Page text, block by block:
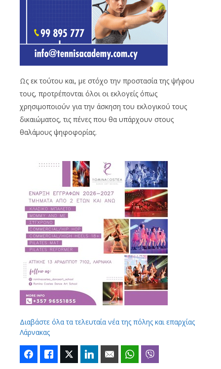
Ως εκ τούτου και, με στόχο την προστασία της ψήφου
τους, προτρέπονται όλοι οι εκλογείς όπως
χρησιμοποιούν για την άσκηση του εκλογικού τους
δικαιώματος, τις πένες που θα υπάρχουν στους
θαλάμους ψηφοφορίας.
Διαβάστε όλα τα τελευταία νέα της πόλης και επαρχίας
Λάρνακας
FacebookLike Twitter LinkedIn Email WhatsApp